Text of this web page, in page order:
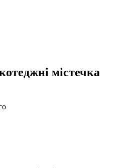
містечка